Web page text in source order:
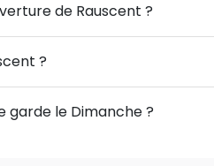
de Rauscent ?
?
garde le Dimanche ?